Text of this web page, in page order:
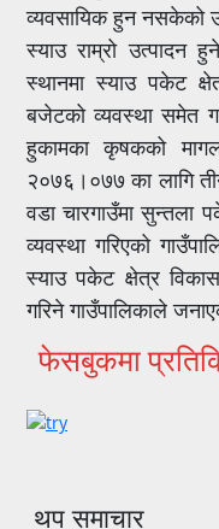
व्यवसायिक हुन नसकेको
स्याउ राम्रो उत्पादन
स्थानमा स्याउ पकेट
बजेटको व्यवस्था समेत
हुकामका कृषकको
२०७६।०७७ का लागि
वडा चारगाउँमा सुन्तला
व्यवस्था गरिएको
स्याउ पकेट क्षेत्र
गरिने गाउँपालिकाले
फेसबुकमा
थप समाचार